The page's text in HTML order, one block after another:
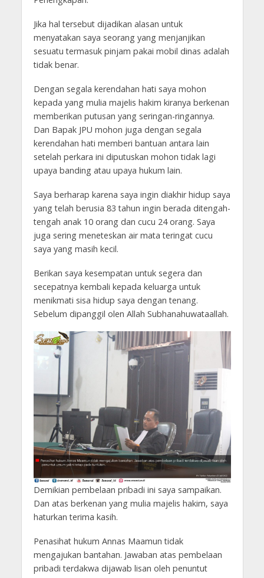
Jika hal tersebut dijadikan alasan untuk
menyatakan saya seorang yang menjanjikan
sesuatu termasuk pinjam pakai mobil dinas adalah
tidak benar.
Dengan segala kerendahan hati saya mohon
kepada yang mulia majelis hakim kiranya berkenan
memberikan putusan yang seringan-ringannya.
Dan Bapak JPU mohon juga dengan segala
kerendahan hati memberi bantuan antara lain
setelah perkara ini diputuskan mohon tidak lagi
upaya banding atau upaya hukum lain.
Saya berharap karena saya ingin diakhir hidup saya
yang telah berusia 83 tahun ingin berada ditengah-
tengah anak 10 orang dan cucu 24 orang. Saya
juga sering meneteskan air mata teringat cucu
saya yang masih kecil.
Berikan saya kesempatan untuk segera dan
secepatnya kembali kepada keluarga untuk
menikmati sisa hidup saya dengan tenang.
Sebelum dipanggil olen Allah Subhanahuwataallah.
Demikian pembelaan pribadi ini saya sampaikan.
Dan atas berkenan yang mulia majelis hakim, saya
haturkan terima kasih.
Penasihat hukum Annas Maamun tidak
mengajukan bantahan. Jawaban atas pembelaan
pribadi terdakwa dijawab lisan oleh penuntut